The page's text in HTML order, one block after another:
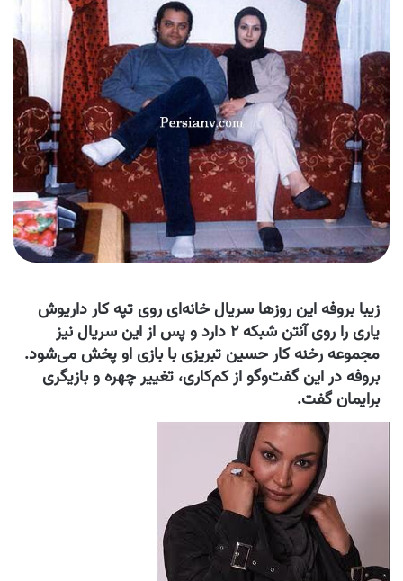
زیبا بروفه این روزها سریال خانه‌ای روی تپه کار داریوش
یاری را روی آنتن شبکه ۲ دارد و پس از این سریال نیز
مجموعه رخنه کار حسین تبریزی با بازی او پخش می‌شود.
بروفه در این گفت‌وگو از کم‌کاری، تغییر چهره و بازیگری
برایمان گفت.